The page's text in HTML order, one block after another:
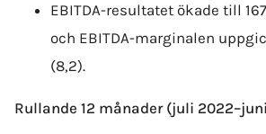
EBITDA-resultatet ökade till
och EBITDA-marginalen
(8,2).
Rullande 12 månader (juli